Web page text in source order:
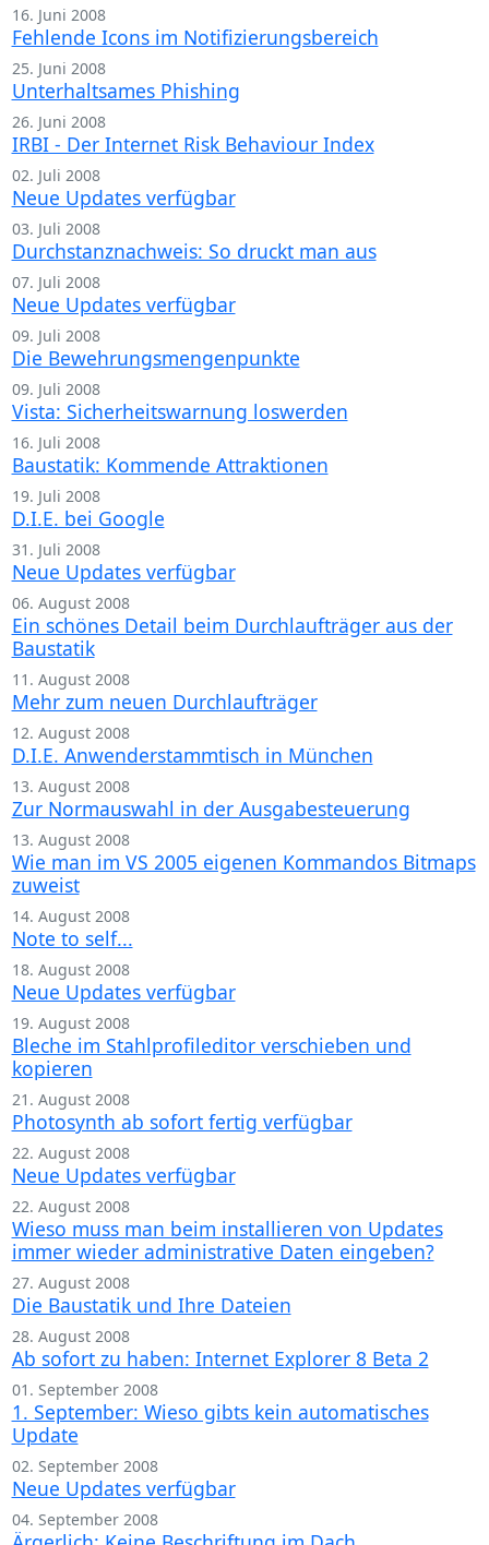
16. Juni 2008
Fehlende Icons im Notifizierungsbereich
25. Juni 2008
Unterhaltsames Phishing
26. Juni 2008
IRBI - Der Internet Risk Behaviour Index
02. Juli 2008
Neue Updates verfügbar
03. Juli 2008
Durchstanznachweis: So druckt man aus
07. Juli 2008
Neue Updates verfügbar
09. Juli 2008
Die Bewehrungsmengenpunkte
09. Juli 2008
Vista: Sicherheitswarnung loswerden
16. Juli 2008
Baustatik: Kommende Attraktionen
19. Juli 2008
D.I.E. bei Google
31. Juli 2008
Neue Updates verfügbar
06. August 2008
Ein schönes Detail beim Durchlaufträger aus der
Baustatik
11. August 2008
Mehr zum neuen Durchlaufträger
12. August 2008
D.I.E. Anwenderstammtisch in München
13. August 2008
Zur Normauswahl in der Ausgabesteuerung
13. August 2008
Wie man im VS 2005 eigenen Kommandos Bitmaps
zuweist
14. August 2008
Note to self...
18. August 2008
Neue Updates verfügbar
19. August 2008
Bleche im Stahlprofileditor verschieben und
kopieren
21. August 2008
Photosynth ab sofort fertig verfügbar
22. August 2008
Neue Updates verfügbar
22. August 2008
Wieso muss man beim installieren von Updates
immer wieder administrative Daten eingeben?
27. August 2008
Die Baustatik und Ihre Dateien
28. August 2008
Ab sofort zu haben: Internet Explorer 8 Beta 2
01. September 2008
1. September: Wieso gibts kein automatisches
Update
02. September 2008
Neue Updates verfügbar
04. September 2008